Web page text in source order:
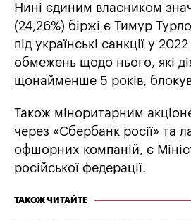
Нині єдиним власником
(24,26%) біржі є Тимур
під українські санкції у
обмежень щодо нього, які
щонайменше 5 років,
Також міноритарним
через «Сбербанк росії» та
офшорних компаній, є
російської федерації.
ТАКОЖ ЧИТАЙТЕ